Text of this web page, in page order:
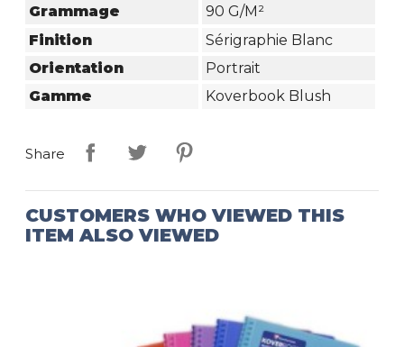
Grammage
90 G/m²
Finition
Sérigraphie Blanc
Orientation
Portrait
Gamme
Koverbook Blush
Share
CUSTOMERS WHO VIEWED THIS
ITEM ALSO VIEWED